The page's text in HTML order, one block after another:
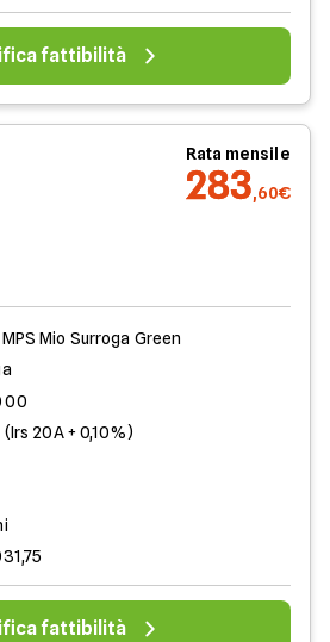
fattibilità
Rata mensile
283,60€
Mio Surroga Green
20A + 0,10%)
fattibilità